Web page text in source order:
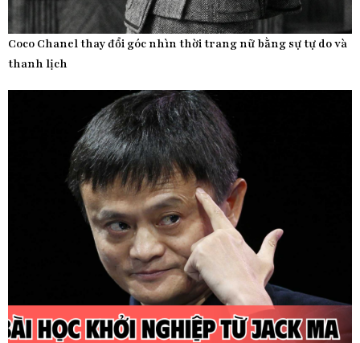
Coco Chanel thay đổi góc nhìn thời trang nữ bằng sự tự do và
thanh lịch